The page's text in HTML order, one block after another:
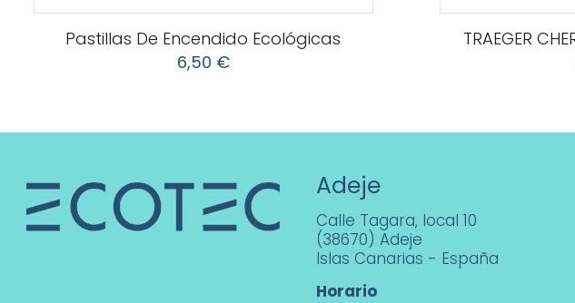
Pastillas De Encendido Ecológicas
6,50 €
TRAEGER
Adeje
Calle Tagara, local 10
(38670) Adeje
Islas Canarias - España
Horario